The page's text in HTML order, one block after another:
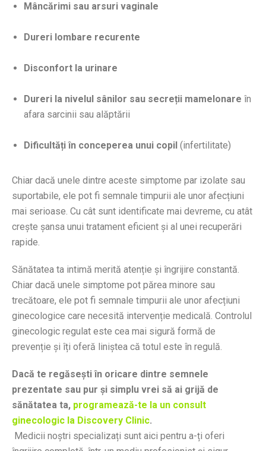
Mâncărimi sau arsuri vaginale
Dureri lombare recurente
Disconfort la urinare
Dureri la nivelul sânilor sau secreții mamelonare în
afara sarcinii sau alăptării
Dificultăți în conceperea unui copil (infertilitate)
Chiar dacă unele dintre aceste simptome par izolate sau
suportabile, ele pot fi semnale timpurii ale unor afecțiuni
mai serioase. Cu cât sunt identificate mai devreme, cu atât
crește șansa unui tratament eficient și al unei recuperări
rapide.
Sănătatea ta intimă merită atenție și îngrijire constantă.
Chiar dacă unele simptome pot părea minore sau
trecătoare, ele pot fi semnale timpurii ale unor afecțiuni
ginecologice care necesită intervenție medicală. Controlul
ginecologic regulat este cea mai sigură formă de
prevenție și îți oferă liniștea că totul este în regulă.
Dacă te regăsești în oricare dintre semnele
prezentate sau pur și simplu vrei să ai grijă de
sănătatea ta, programează-te la un consult
ginecologic la Discovery Clinic.
Medicii noștri specializați sunt aici pentru a-ți oferi